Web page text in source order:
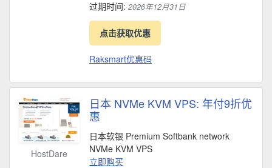
过期时间: 2026年12月31日
点击获取优惠
Raksmart优惠码
HostDare
日本 NVMe KVM VPS: 年付9折优
惠
日本软银 Premium Softbank network
NVMe KVM VPS
立即购买